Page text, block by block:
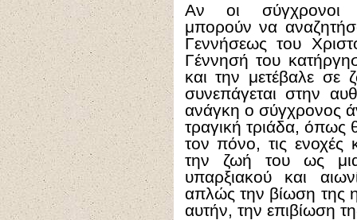
Αν οι σύγχρονοι
μπορούν να
Γεννήσεως του
Γέννησή του
και την μετέβαλε σε
συνεπάγεται στην
ανάγκη ο σύγχρονος
τραγική τριάδα, όπως
τον πόνο, τις ενοχές
την ζωή του ως μια
υπαρξιακού και
απλώς την βίωση της
αυτήν, την επιβίωση